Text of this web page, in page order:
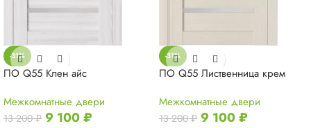
-31%
ПО Q55 Клен айс
Межкомнатные двери
13 200₽ 9 100₽
-31%
ПО Q55 Лиственница крем
Межкомнатные двери
13 200₽ 9 100₽